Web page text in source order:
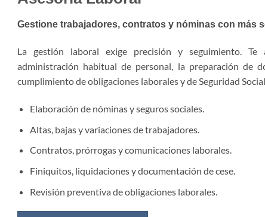
Gestione trabajadores, contratos y nóminas con más
La gestión laboral exige precisión y seguimiento. Te
administración habitual de personal, la preparación de
cumplimiento de obligaciones laborales y de Seguridad
Elaboración de nóminas y seguros sociales.
Altas, bajas y variaciones de trabajadores.
Contratos, prórrogas y comunicaciones laborales.
Finiquitos, liquidaciones y documentación de cese.
Revisión preventiva de obligaciones laborales.